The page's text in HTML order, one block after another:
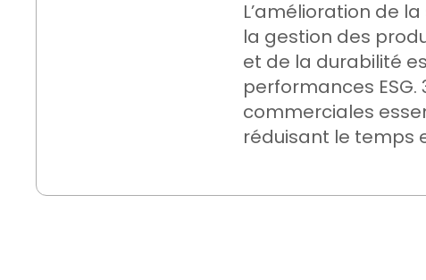
L’amélioration de
la gestion des
et de la durabilité
performances
commerciales
réduisant le temps